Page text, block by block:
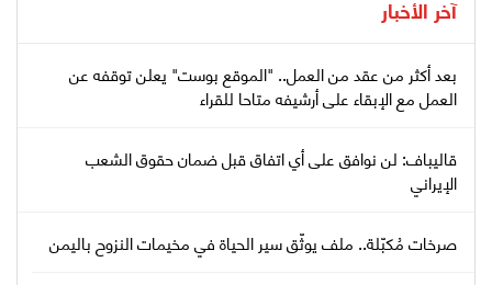
آخر الأخبار
بعد أكثر من عقد من العمل.. "الموقع بوست" يعلن توقفه عن
العمل مع الإبقاء على أرشيفه متاحا للقراء
قاليباف: لن نوافق على أي اتفاق قبل ضمان حقوق الشعب
الإيراني
صرخات مُكبّلة.. ملف يوثّق سير الحياة في مخيمات النزوح باليمن